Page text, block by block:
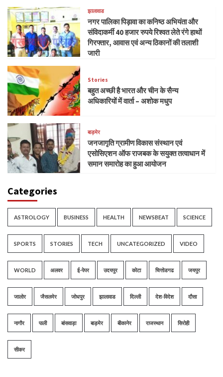
झालावाड
नगर पालिका पिड़ावा का कनिष्ठ अभियंता और
संविदाकर्मी 40 हजार रुपये रिश्वत लेते रंगे हाथों
गिरफ्तार, आवास एवं अन्य ठिकानों की तलाशी
जारी
Stories
बहुत अच्छी है भारत और चीन के सैन्य
अधिकारियों में वार्ता – अशोक मधुप
बाड़मेर
जनजागृति ग्रामीण विकास संस्थान एवं
एसोसिएशन ऑफ राजबक के सयुक्त तत्वाधान में
समान समारोह का हुआ आयोजन
Categories
ASTROLOGY BUSINESS HEALTH NEWSBEAT SCIENCE
SPORTS STORIES TECH UNCATEGORIZED VIDEO
WORLD अलवर ई-पेपर उदयपुर कोटा चित्तोडगढ जयपुर
जालोर जैसलमेर जोधपुर झालावाड दिल्ली देश-विदेश दौसा
नागौर पाली बांसवाड़ा बाड़मेर बीकानेर राजस्थान सिरोही
सीकर